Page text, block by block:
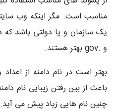
مناسب است. مگر اینکه وب
و .gov بهتر هستند.
بهتر است در نام دامنه از
باعث از بین رفتن زیبایی نام
چنین نام هایی زیاد پیش می آید.